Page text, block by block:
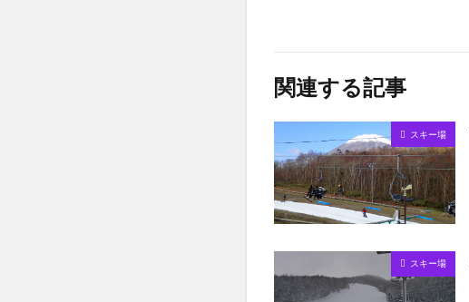
関連する記事
スキー場
スキー場